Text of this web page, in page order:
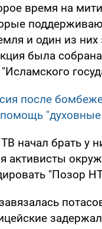
время на
и один из них
была
после
начал брать у
активисты
"Позор